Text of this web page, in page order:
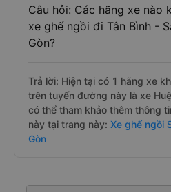
Câu hỏi: Các hãng xe nào
xe ghế ngồi đi Tân Bình -
Gòn?
Trả lời: Hiện tại có 1 hãng xe
trên tuyến đường này là xe
có thể tham khảo thêm thông
này tại trang này: Xe ghế ngồi
Gòn